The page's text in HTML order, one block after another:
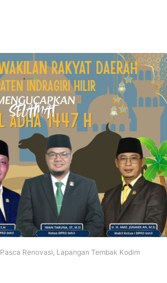
Pasca Renovasi, Lapangan Tembak Kodim